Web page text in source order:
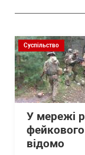
Суспільство
У мережі
відомо